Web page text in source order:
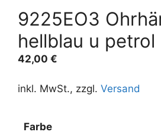
9225EO3
hellblau u petrol
42,00 €
inkl. MwSt., zzgl. Versand
Farbe